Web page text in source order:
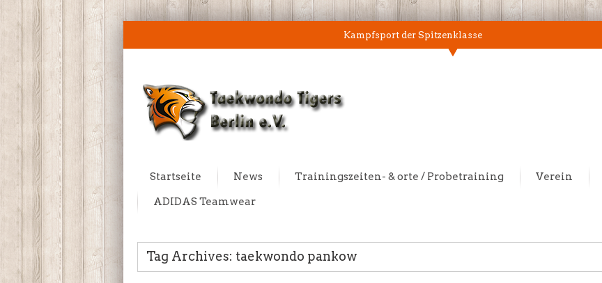
Kampfsport der Spitzenklasse
Startseite News Trainingszeiten- & orte / Probetraining Verein
ADIDAS Teamwear
Tag Archives: taekwondo pankow